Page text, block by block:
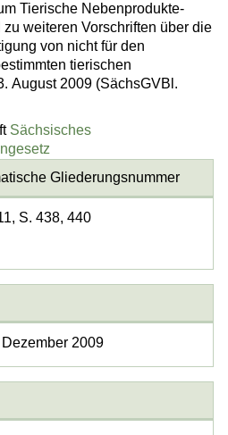
Tierische Nebenprodukte-
weiteren Vorschriften über die
von nicht für den
tierischen
August 2009 (SächsGVBl.
Sächsisches
Gliederungsnummer
S. 438, 440
2009